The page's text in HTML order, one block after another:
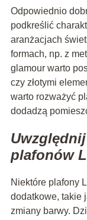
Odpowiednio
podkreślić
aranżacjach
formach, np. z
glamour warto
czy złotymi
warto rozważyć
dodadzą
plafonów
Niektóre plafony
dodatkowe, takie
zmiany barwy.